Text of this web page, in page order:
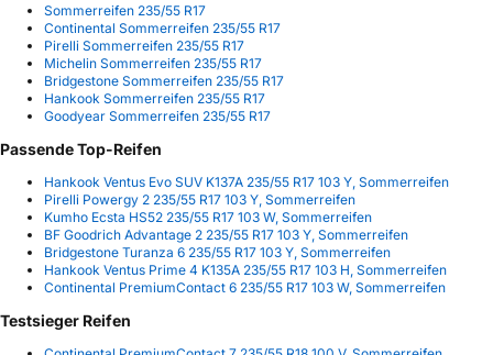
Sommerreifen 235/55 R17
Continental Sommerreifen 235/55 R17
Pirelli Sommerreifen 235/55 R17
Michelin Sommerreifen 235/55 R17
Bridgestone Sommerreifen 235/55 R17
Hankook Sommerreifen 235/55 R17
Goodyear Sommerreifen 235/55 R17
Passende Top-Reifen
Hankook Ventus Evo SUV K137A 235/55 R17 103 Y, Sommerreifen
Pirelli Powergy 2 235/55 R17 103 Y, Sommerreifen
Kumho Ecsta HS52 235/55 R17 103 W, Sommerreifen
BF Goodrich Advantage 2 235/55 R17 103 Y, Sommerreifen
Bridgestone Turanza 6 235/55 R17 103 Y, Sommerreifen
Hankook Ventus Prime 4 K135A 235/55 R17 103 H, Sommerreifen
Continental PremiumContact 6 235/55 R17 103 W, Sommerreifen
Testsieger Reifen